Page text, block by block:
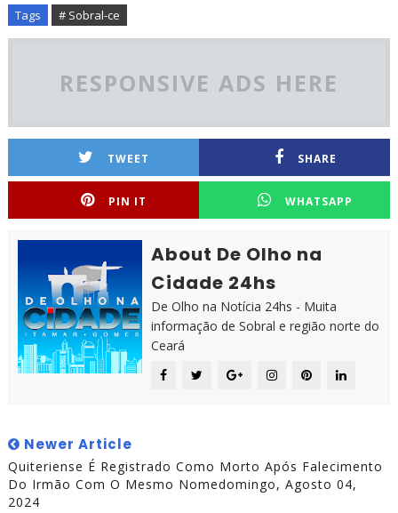
Tags # Sobral-ce
RESPONSIVE ADS HERE
TWEET SHARE
PIN IT WHATSAPP
About De Olho na
Cidade 24hs
De Olho na Notícia 24hs - Muita
informação de Sobral e região norte do
Ceará
Newer Article
Quiteriense É Registrado Como Morto Após Falecimento
Do Irmão Com O Mesmo Nomedomingo, Agosto 04,
2024